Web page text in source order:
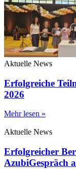
Aktuelle News
Erfolgreiche
2026
Mehr lesen »
Aktuelle News
Erfolgreicher
AzubiGespräch